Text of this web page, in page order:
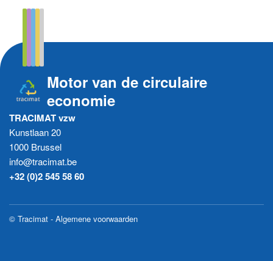
Motor van de circulaire
economie
TRACIMAT vzw
Kunstlaan 20
1000 Brussel
info@tracimat.be
+32 (0)2 545 58 60
© Tracimat - Algemene voorwaarden